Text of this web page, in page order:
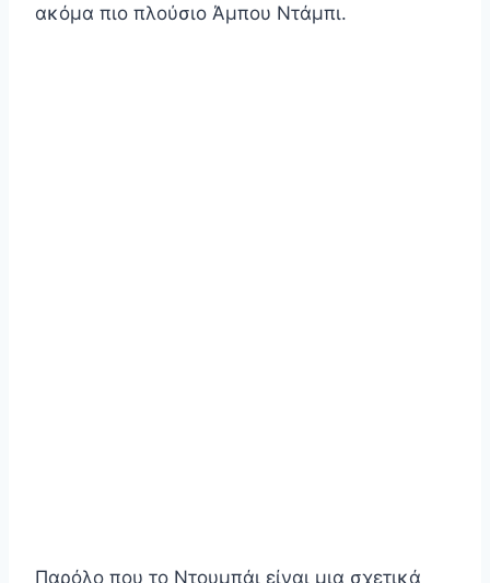
ακόμα πιο πλούσιο Άμπου Ντάμπι.
Παρόλο που το Ντουμπάι είναι μια σχετικά